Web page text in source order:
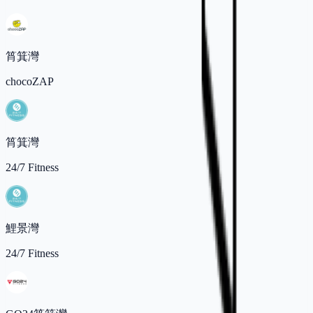
筲箕灣
chocoZAP
筲箕灣
24/7 Fitness
鯉景灣
24/7 Fitness